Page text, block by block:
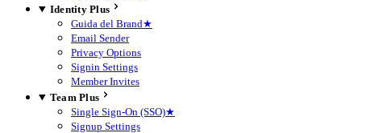
Identity Plus
Guida del Brand★
Email Sender
Privacy Options
Signin Settings
Member Invites
Team Plus
Single Sign-On (SSO)★
Signup Settings